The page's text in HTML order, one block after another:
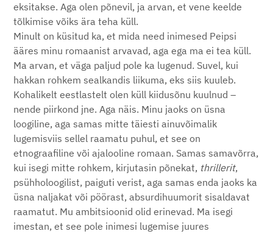
eksitakse. Aga olen põnevil, ja arvan, et vene keelde
tõlkimise võiks ära teha küll.
Minult on küsitud ka, et mida need inimesed Peipsi
ääres minu romaanist arvavad, aga ega ma ei tea küll.
Ma arvan, et väga paljud pole ka lugenud. Suvel, kui
hakkan rohkem sealkandis liikuma, eks siis kuuleb.
Kohalikelt eestlastelt olen küll kiidusõnu kuulnud –
nende piirkond jne. Aga näis. Minu jaoks on üsna
loogiline, aga samas mitte täiesti ainuvõimalik
lugemisviis sellel raamatu puhul, et see on
etnograafiline või ajalooline romaan. Samas samavõrra,
kui isegi mitte rohkem, kirjutasin põnekat, thrillerit,
psühholoogilist, paiguti verist, aga samas enda jaoks ka
üsna naljakat või pöörast, absurdihuumorit sisaldavat
raamatut. Mu ambitsioonid olid erinevad. Ma isegi
imestan, et see pole inimesi lugemise juures